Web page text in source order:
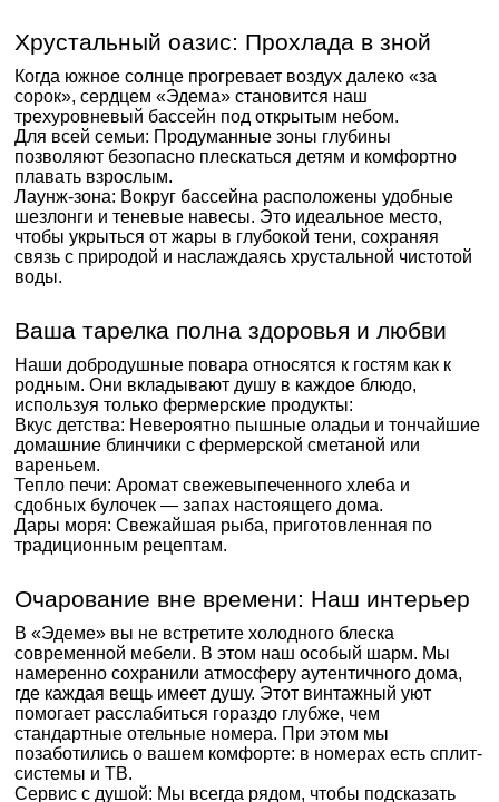
Хрустальный оазис: Прохлада в зной
Когда южное солнце прогревает воздух далеко «за
сорок», сердцем «Эдема» становится наш
трехуровневый бассейн под открытым небом.
Для всей семьи: Продуманные зоны глубины
позволяют безопасно плескаться детям и комфортно
плавать взрослым.
Лаунж-зона: Вокруг бассейна расположены удобные
шезлонги и теневые навесы. Это идеальное место,
чтобы укрыться от жары в глубокой тени, сохраняя
связь с природой и наслаждаясь хрустальной чистотой
воды.
Ваша тарелка полна здоровья и любви
Наши добродушные повара относятся к гостям как к
родным. Они вкладывают душу в каждое блюдо,
используя только фермерские продукты:
Вкус детства: Невероятно пышные оладьи и тончайшие
домашние блинчики с фермерской сметаной или
вареньем.
Тепло печи: Аромат свежевыпеченного хлеба и
сдобных булочек — запах настоящего дома.
Дары моря: Свежайшая рыба, приготовленная по
традиционным рецептам.
Очарование вне времени: Наш интерьер
В «Эдеме» вы не встретите холодного блеска
современной мебели. В этом наш особый шарм. Мы
намеренно сохранили атмосферу аутентичного дома,
где каждая вещь имеет душу. Этот винтажный уют
помогает расслабиться гораздо глубже, чем
стандартные отельные номера. При этом мы
позаботились о вашем комфорте: в номерах есть сплит-
системы и ТВ.
Сервис с душой: Мы всегда рядом, чтобы подсказать